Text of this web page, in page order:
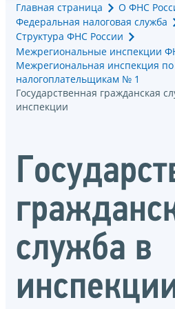
Главная страница
О ФНС
Федеральная налоговая служба
Структура ФНС России
Межрегиональные инспекции
Межрегиональная инспекция
налогоплательщикам № 1
Государственная гражданская
инспекции
служба в